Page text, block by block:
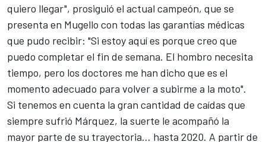
quiero llegar", prosiguió el actual campeón, que se
presenta en Mugello con todas las garantías médicas
que pudo recibir: "Si estoy aquí es porque creo que
puedo completar el fin de semana. El hombro necesita
tiempo, pero los doctores me han dicho que es el
momento adecuado para volver a subirme a la moto".
Si tenemos en cuenta la gran cantidad de caídas que
siempre sufrió Márquez, la suerte le acompañó la
mayor parte de su trayectoria… hasta 2020. A partir de